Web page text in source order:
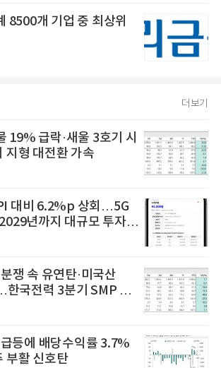
8500개 기업 중 최상위
더보기
19% 급락·새울 3호기 시
형 대전환 가속
대비 6.2%p 상회…5G
년까지 대규모 투자
쟁 속 유연탄·미국산
한국전력 3분기 SMP 상
등에 배당수익률 3.7%
부활 신호탄